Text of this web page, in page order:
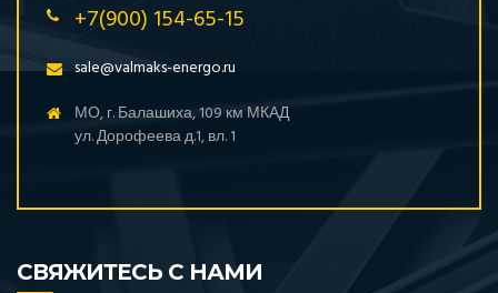
+7(900) 154-65-15
sale@valmaks-energo.ru
МО, г. Балашиха, 109 км МКАД
ул. Дорофеева д.1, вл. 1
СВЯЖИТЕСЬ С НАМИ